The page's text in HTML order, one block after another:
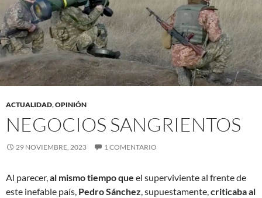
ACTUALIDAD,OPINIÓN
NEGOCIOS SANGRIENTOS
29 NOVIEMBRE, 2023 1 COMENTARIO
Al parecer,al mismo tiempo que el superviviente al frente de
este inefable país, Pedro Sánchez, supuestamente,criticaba al